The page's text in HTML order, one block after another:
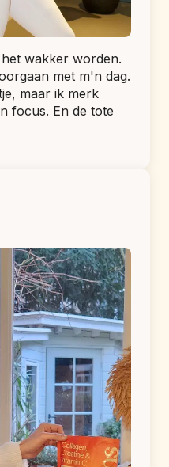
wakker worden.
met m'n dag.
maar ik merk
focus. En de tote